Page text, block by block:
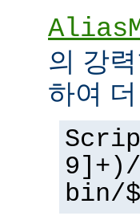
의 강
하여
bin/